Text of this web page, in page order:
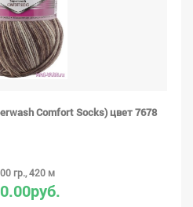
Comfort Socks) цвет 7678
гр., 420 м